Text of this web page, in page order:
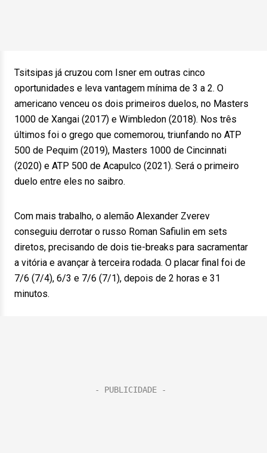
Tsitsipas já cruzou com Isner em outras cinco
oportunidades e leva vantagem mínima de 3 a 2. O
americano venceu os dois primeiros duelos, no Masters
1000 de Xangai (2017) e Wimbledon (2018). Nos três
últimos foi o grego que comemorou, triunfando no ATP
500 de Pequim (2019), Masters 1000 de Cincinnati
(2020) e ATP 500 de Acapulco (2021). Será o primeiro
duelo entre eles no saibro.
Com mais trabalho, o alemão Alexander Zverev
conseguiu derrotar o russo Roman Safiulin em sets
diretos, precisando de dois tie-breaks para sacramentar
a vitória e avançar à terceira rodada. O placar final foi de
7/6 (7/4), 6/3 e 7/6 (7/1), depois de 2 horas e 31
minutos.